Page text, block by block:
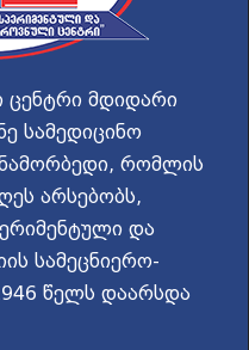
ცენტრი მდიდარი
სამედიცინო
რომლის
არსებობს,
და
სამეცნიერო-
წელს დაარსდა